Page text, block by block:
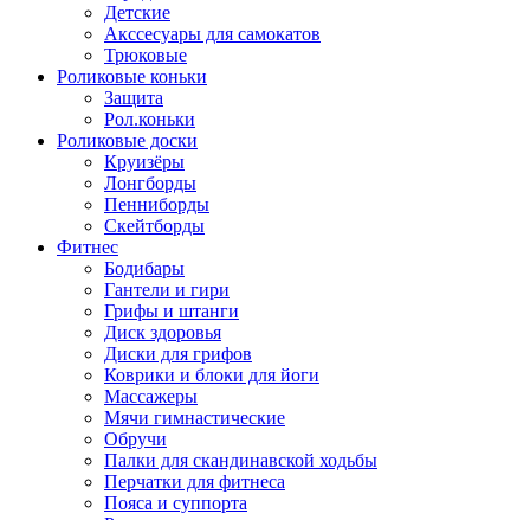
Детские
Акссесуары для самокатов
Трюковые
Роликовые коньки
Защита
Рол.коньки
Роликовые доски
Круизёры
Лонгборды
Пенниборды
Скейтборды
Фитнес
Бодибары
Гантели и гири
Грифы и штанги
Диск здоровья
Диски для грифов
Коврики и блоки для йоги
Массажеры
Мячи гимнастические
Обручи
Палки для скандинавской ходьбы
Перчатки для фитнеса
Пояса и суппорта